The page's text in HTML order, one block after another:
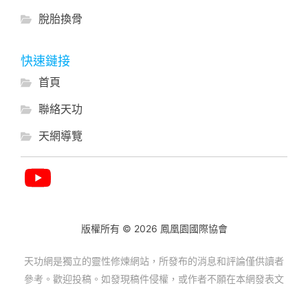
脫胎換骨
快速鏈接
首頁
聯絡天功
天網導覽
版權所有 © 2026 鳳凰園國際協會
天功網是獨立的靈性修煉網站，所發布的消息和評論僅供讀者
參考。歡迎投稿。如發現稿件侵權，或作者不願在本網發表文